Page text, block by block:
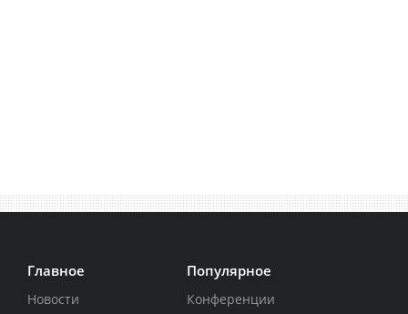
Главное
Новости
Популярное
Конференции